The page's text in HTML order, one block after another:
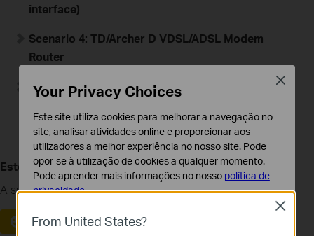
interface)
Scenario 4: TD/Archer D VDSL/ADSL Modem
Router
Scenario 5: TD-W9970 V2/V3/V4
Este guia foi útil?
A sua resposta ajuda-nos a melhorar o nosso site.
Sim Não
From United States?
Close
Your Privacy Choices
Este site utiliza cookies para melhorar a navegação no
site, analisar atividades online e proporcionar aos
utilizadores a melhor experiência no nosso site. Pode
opor-se à utilização de cookies a qualquer momento.
Pode aprender mais informações no nosso política de
privacidade.
Cookies Básicos
Os cookies são necessários para o funcionamento do
Close